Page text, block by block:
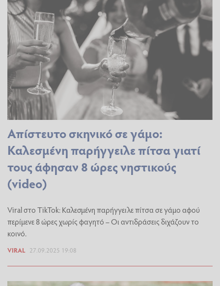
Απίστευτο σκηνικό σε γάμο:
Καλεσμένη παρήγγειλε πίτσα γιατί
τους άφησαν 8 ώρες νηστικούς
(video)
Viral στο TikTok: Καλεσμένη παρήγγειλε πίτσα σε γάμο αφού
περίμενε 8 ώρες χωρίς φαγητό – Οι αντιδράσεις διχάζουν το
κοινό.
VIRAL 27.09.2025 19:08